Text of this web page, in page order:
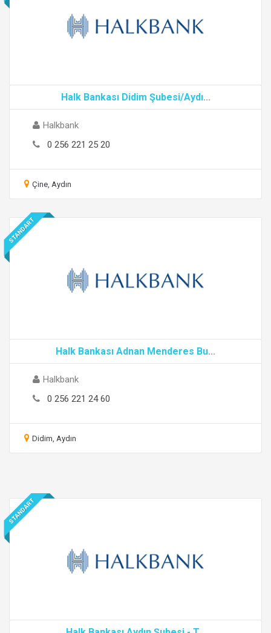
Halk Bankası Didim Şubesi/Aydı...
Halkbank
0 256 221 25 20
Çine, Aydın
STANDART
Halk Bankası Adnan Menderes Bu...
Halkbank
0 256 221 24 60
Didim, Aydın
STANDART